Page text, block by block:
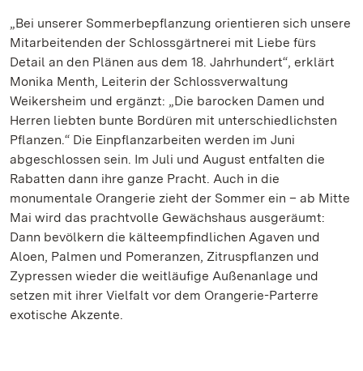
„Bei unserer Sommerbepflanzung orientieren sich unsere
Mitarbeitenden der Schlossgärtnerei mit Liebe fürs
Detail an den Plänen aus dem 18. Jahrhundert“, erklärt
Monika Menth, Leiterin der Schlossverwaltung
Weikersheim und ergänzt: „Die barocken Damen und
Herren liebten bunte Bordüren mit unterschiedlichsten
Pflanzen.“ Die Einpflanzarbeiten werden im Juni
abgeschlossen sein. Im Juli und August entfalten die
Rabatten dann ihre ganze Pracht. Auch in die
monumentale Orangerie zieht der Sommer ein – ab Mitte
Mai wird das prachtvolle Gewächshaus ausgeräumt:
Dann bevölkern die kälteempfindlichen Agaven und
Aloen, Palmen und Pomeranzen, Zitruspflanzen und
Zypressen wieder die weitläufige Außenanlage und
setzen mit ihrer Vielfalt vor dem Orangerie-Parterre
exotische Akzente.